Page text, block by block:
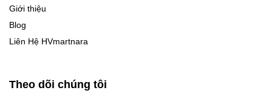
Giới thiệu
Blog
Liên Hệ HVmartnara
Theo dõi chúng tôi